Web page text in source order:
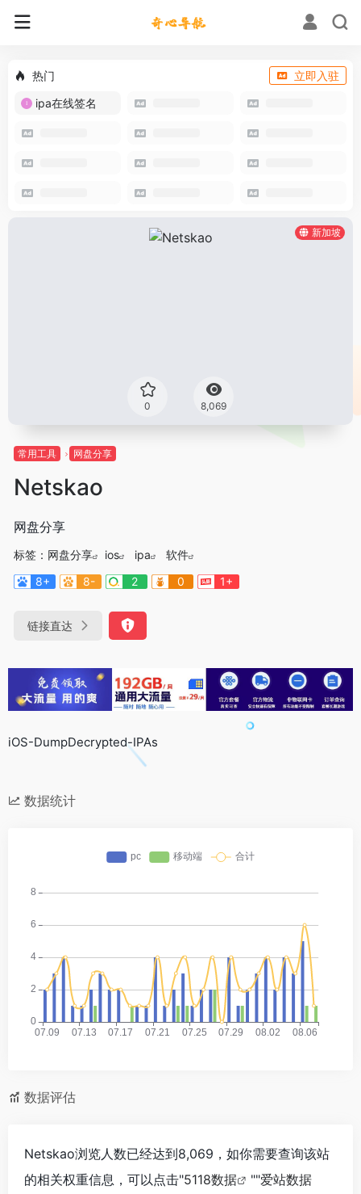
热门
立即入驻
ipa在线签名
新加坡
0 8,069
常用工具 网盘分享
Netskao
网盘分享
标签： 网盘分享 ios ipa
软件
8+
8- 2 0 1+
链接直达
iOS-DumpDecrypted-IPAs
数据统计
数据评估
Netskao浏览人数已经达到8,069，如你需要查询该站
的相关权重信息，可以点击"5118数据 ""爱站数据